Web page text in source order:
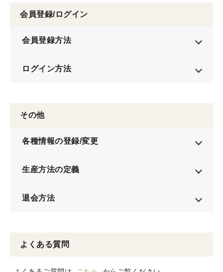
会員登録/ログイン
会員登録方法
ログイン方法
その他
各種情報の登録/変更
生産方法の定義
退会方法
よくある質問